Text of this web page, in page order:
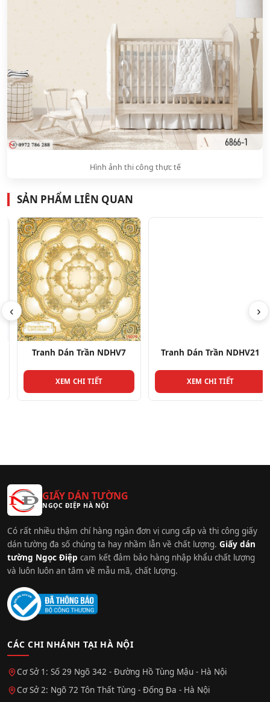
Hình ảnh thi công thực tế
SẢN PHẨM LIÊN QUAN
‹
Tranh Dán Trần NDHV7
XEM CHI TIẾT
Tranh Dán Trần NDHV21
XEM CHI TIẾT
›
GIẤY DÁN TƯỜNG
NGỌC ĐIỆP HÀ NỘI
Có rất nhiều thậm chí hàng ngàn đơn vị cung cấp và thi công giấy
dán tường đa số chúng ta hay nhầm lẫn về chất lượng. Giấy dán
tường Ngọc Điệp cam kết đảm bảo hàng nhập khẩu chất lượng
và luôn luôn an tâm về mẫu mã, chất lượng.
CÁC CHI NHÁNH TẠI HÀ NỘI
Cơ Sở 1: Số 29 Ngõ 342 - Đường Hồ Tùng Mậu - Hà Nội
Cơ Sở 2: Ngõ 72 Tôn Thất Tùng - Đống Đa - Hà Nội